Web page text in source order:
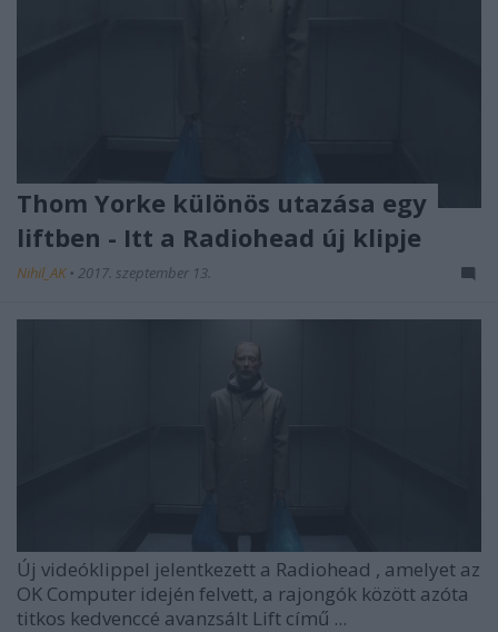
Thom Yorke különös utazása egy
liftben - Itt a Radiohead új klipje
Nihil_AK • 2017. szeptember 13.
Új videóklippel jelentkezett a Radiohead , amelyet az
OK Computer idején felvett, a rajongók között azóta
titkos kedvenccé avanzsált Lift című ...